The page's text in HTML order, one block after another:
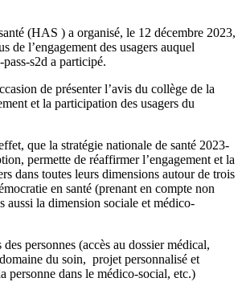
(HAS ) a organisé, le 12 décembre 2023,
de l’engagement des usagers auquel
s2d a participé.
de présenter l’avis du collège de la
et la participation des usagers du
que la stratégie nationale de santé 2023-
permette de réaffirmer l’engagement et la
dans toutes leurs dimensions autour de trois
en santé (prenant en compte non
aussi la dimension sociale et médico-
personnes (accès au dossier médical,
du soin, projet personnalisé et
personne dans le médico-social, etc.)